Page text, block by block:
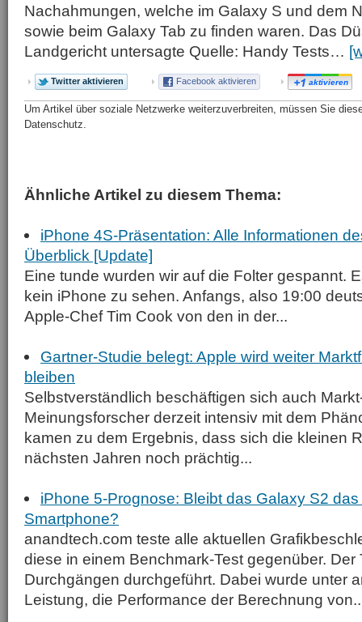
Nachahmungen, welche im Galaxy S und dem
sowie beim Galaxy Tab zu finden waren. Das
Landgericht untersagte Quelle: Handy Tests…
Twitter aktivieren Facebook aktivieren aktivieren
Um Artikel über soziale Netzwerke weiterzuverbreiten, müssen Sie
Datenschutz.
Ähnliche Artikel zu diesem Thema:
iPhone 4S-Präsentation: Alle Informationen
Überblick [Update]
Eine tunde wurden wir auf die Folter gespannt.
kein iPhone zu sehen. Anfangs, also 19:00
Apple-Chef Tim Cook von den in der...
Gartner-Studie belegt: Apple wird weiter
bleiben
Selbstverständlich beschäftigen sich auch
Meinungsforscher derzeit intensiv mit dem
kamen zu dem Ergebnis, dass sich die kleinen
nächsten Jahren noch prächtig...
iPhone 5-Prognose: Bleibt das Galaxy S2
Smartphone?
anandtech.com teste alle aktuellen
diese in einem Benchmark-Test gegenüber. Der
Durchgängen durchgeführt. Dabei wurde unter
Leistung, die Performance der Berechnung